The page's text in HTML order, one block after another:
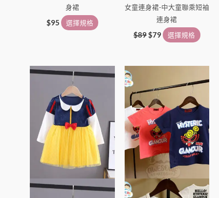
身裙
$95 選擇規格
女童連身裙-中大童聯乘短袖
連身裙
$89$79 選擇規格
此
多
種
款
式。
可
在
產
產
品
有
多
種
款
式。
在
產